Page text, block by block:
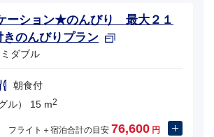
ーション★のんびり 最大２１
きのんびりプラン
ダブル
朝食付
ル） 15 m2
フライト＋宿泊合計の目安 76,600 円